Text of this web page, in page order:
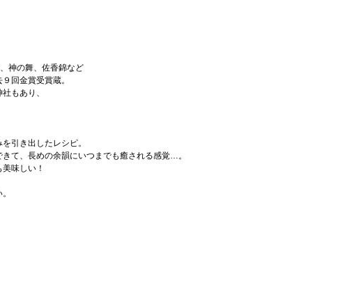
神の舞、佐香錦など
回金賞受賞蔵。
もあり、
引き出したレシピ。
て、長めの余韻にいつまでも癒される感覚…。
味しい！